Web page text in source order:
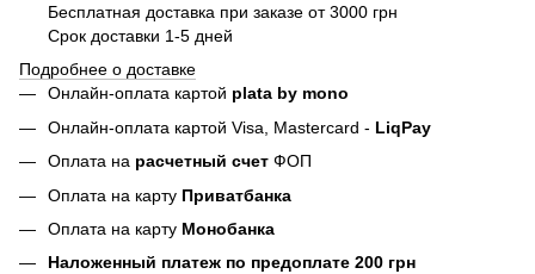
Бесплатная доставка при заказе от 3000 грн
Срок доставки 1-5 дней
Подробнее о доставке
Онлайн-оплата картой plata by mono
Онлайн-оплата картой Visa, Mastercard - LiqPay
Оплата на расчетный счет ФОП
Оплата на карту Приватбанка
Оплата на карту Монобанка
Наложенный платеж по предоплате 200 грн